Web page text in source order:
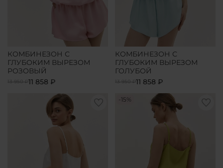
КОМБИНЕЗОН С
ГЛУБОКИМ ВЫРЕЗОМ
РОЗОВЫЙ
13 950 ₽11 858 ₽
КОМБИНЕЗОН С
ГЛУБОКИМ ВЫРЕЗОМ
ГОЛУБОЙ
13 950 ₽11 858 ₽
-15%